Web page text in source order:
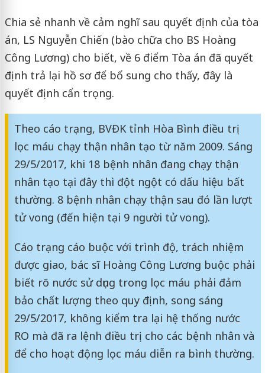
Chia sẻ nhanh về cảm nghĩ sau quyết định của tòa
án, LS Nguyễn Chiến (bào chữa cho BS Hoàng
Công Lương) cho biết, về 6 điểm Tòa án đã quyết
định trả lại hồ sơ để bổ sung cho thấy, đây là
quyết định cẩn trọng.
Theo cáo trạng, BVĐK tỉnh Hòa Bình điều trị
lọc máu chạy thận nhân tạo từ năm 2009. Sáng
29/5/2017, khi 18 bệnh nhân đang chạy thận
nhân tạo tại đây thì đột ngột có dấu hiệu bất
thường. 8 bệnh nhân chạy thận sau đó lần lượt
tử vong (đến hiện tại 9 người tử vong).
Cáo trạng cáo buộc với trình độ, trách nhiệm
được giao, bác sĩ Hoàng Công Lương buộc phải
biết rõ nước sử dụng trong lọc máu phải đảm
bảo chất lượng theo quy định, song sáng
29/5/2017, không kiểm tra lại hệ thống nước
RO mà đã ra lệnh điều trị cho các bệnh nhân và
để cho hoạt động lọc máu diễn ra bình thường.